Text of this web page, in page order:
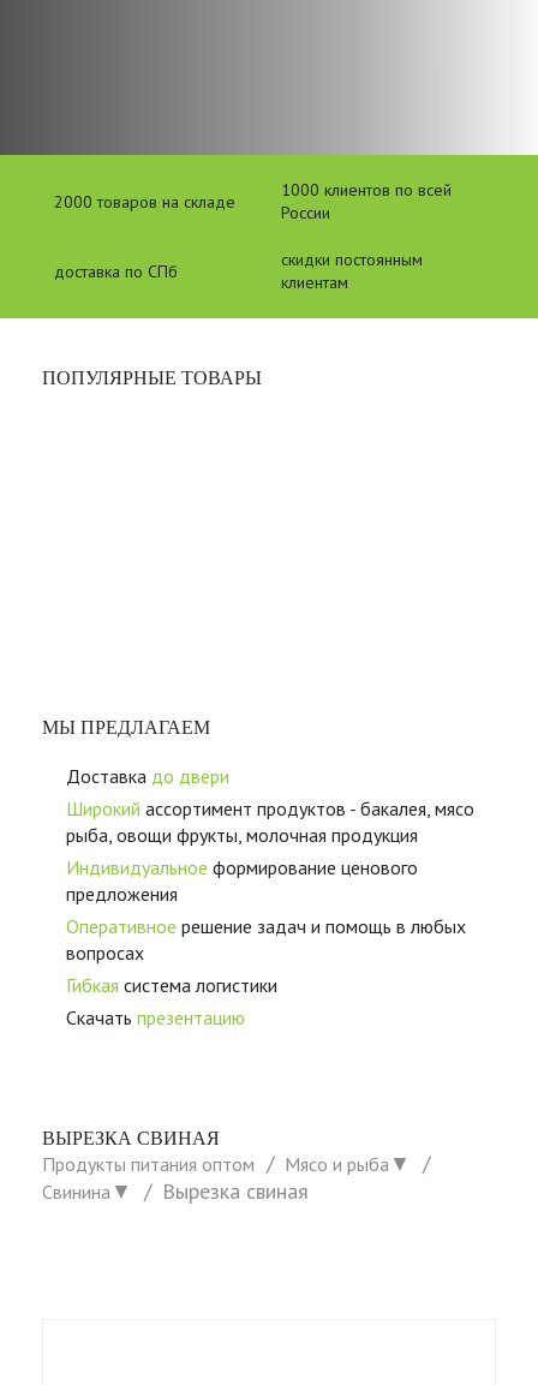
2000 товаров на складе
1000 клиентов по всей
России
доставка по СПб
скидки постоянным
клиентам
МЫ ПРЕДЛАГАЕМ
Доставка до двери
Широкий ассортимент продуктов - бакалея, мясо
рыба, овощи фрукты, молочная продукция
Индивидуальное формирование ценового
предложения
Оперативное решение задач и помощь в любых
вопросах
Гибкая система логистики
Скачать презентацию
ПОПУЛЯРНЫЕ ТОВАРЫ
ВЫРЕЗКА СВИНАЯ
Продукты питания оптом Мясо и рыба ▼
Свинина ▼ Вырезка свиная